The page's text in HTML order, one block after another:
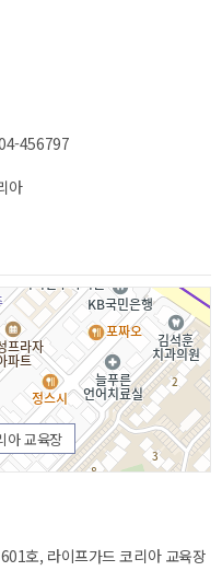
456797
아
아 교육장
호, 라이프가드 코리아 교육장